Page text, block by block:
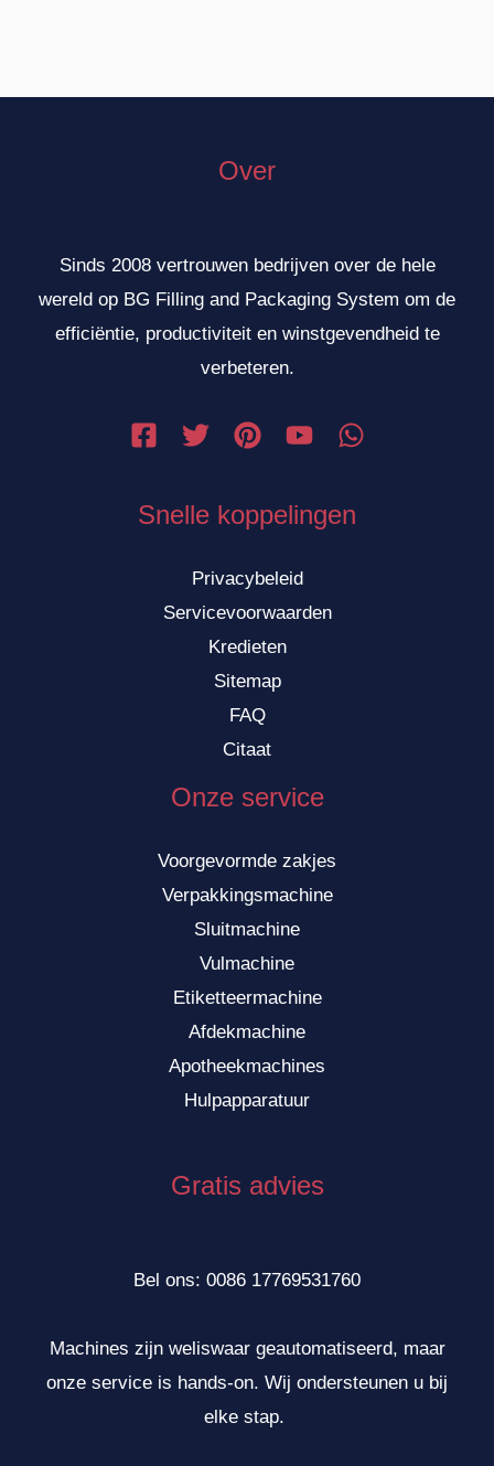
Over
Sinds 2008 vertrouwen bedrijven over de hele
wereld op BG Filling and Packaging System om de
efficiëntie, productiviteit en winstgevendheid te
verbeteren.
Snelle koppelingen
Privacybeleid
Servicevoorwaarden
Kredieten
Sitemap
FAQ
Citaat
Onze service
Voorgevormde zakjes
Verpakkingsmachine
Sluitmachine
Vulmachine
Etiketteermachine
Afdekmachine
Apotheekmachines
Hulpapparatuur
Gratis advies
Bel ons: 0086 17769531760
Machines zijn weliswaar geautomatiseerd, maar
onze service is hands-on. Wij ondersteunen u bij
elke stap.